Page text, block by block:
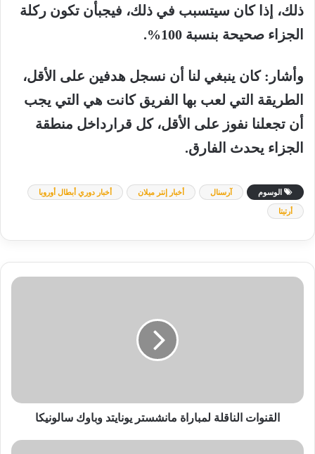
ذلك، إذا كان سيتسبب في ذلك، فيجبأن تكون ركلة
الجزاء صحيحة بنسبة
وأشار :كان ينبغي لنا أن نسجل هدفين على الأقل،
الطريقة التي لعب بها الفريق كانت هي التي يجب
أن تجعلنا نفوز على الأقل، كل قرار داخل منطقة
الجزاء يحدث الفارق.
الوسوم آرسنال أخبار إنتر ميلان أخبار دوري أبطال أوروبا
أرتيتا
القنوات
القنوات الناقلة لمباراة مانشستر يونايتد وباوك سالونيكا
قائمة